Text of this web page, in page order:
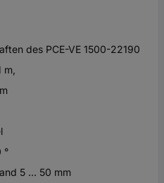
des PCE-VE 1500-22190
°
5 … 50 mm